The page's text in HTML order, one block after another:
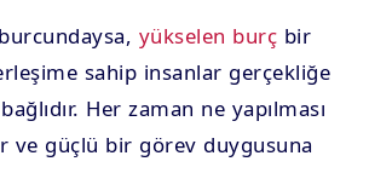
yükselen burç bir
sahip insanlar gerçekliğe
Her zaman ne yapılması
ve güçlü bir görev duygusuna